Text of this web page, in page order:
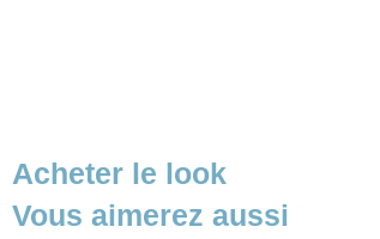
Acheter le look
Vous aimerez aussi